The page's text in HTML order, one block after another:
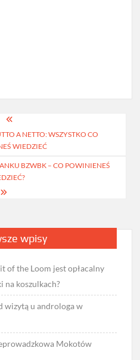
A NETTO: WSZYSTKO CO
WIEDZIEĆ
BZWBK – CO POWINIENEŚ
wpisy
of the Loom jest opłacalny
na koszulkach?
wizytą u androloga w
Mokotów